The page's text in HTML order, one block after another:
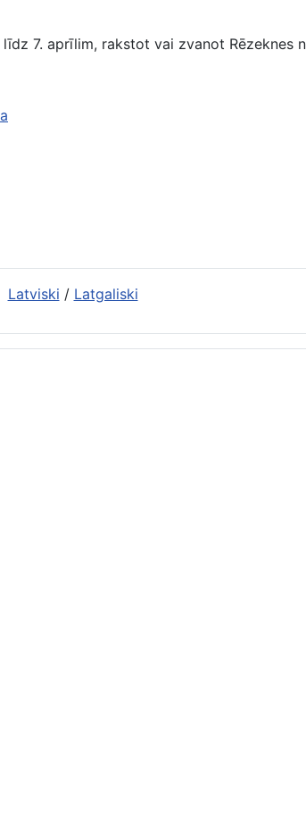
7. aprīlim, rakstot vai zvanot Rēzeknes
Latviski / Latgaliski